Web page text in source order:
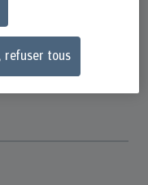
refuser tous